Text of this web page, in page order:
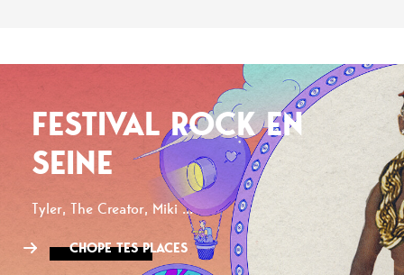
FESTIVAL ROCK EN
SEINE
Tyler, The Creator, Miki ...
CHOPE TES PLACES